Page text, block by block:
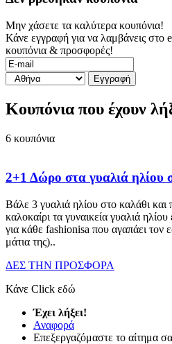
Μην χάσετε τα καλύτερα κουπόνια!
Κάνε εγγραφή για να λαμβάνεις στο
κουπόνια & προσφορές!
Κουπόνια που έχουν
6 κουπόνια
2+1 Δώρο στα γυαλιά ηλίου
Βάλε 3 γυαλιά ηλίου στο καλάθι
καλοκαίρι τα γυναικεία γυαλιά
για κάθε fashionisa που αγαπάει τον
μάτια της)..
ΔΕΣ ΤΗΝ ΠΡΟΣΦΟΡΑ
Κάνε Click εδώ
Έχει λήξει!
Αναφορά
Επεξεργαζόμαστε το αίτημα